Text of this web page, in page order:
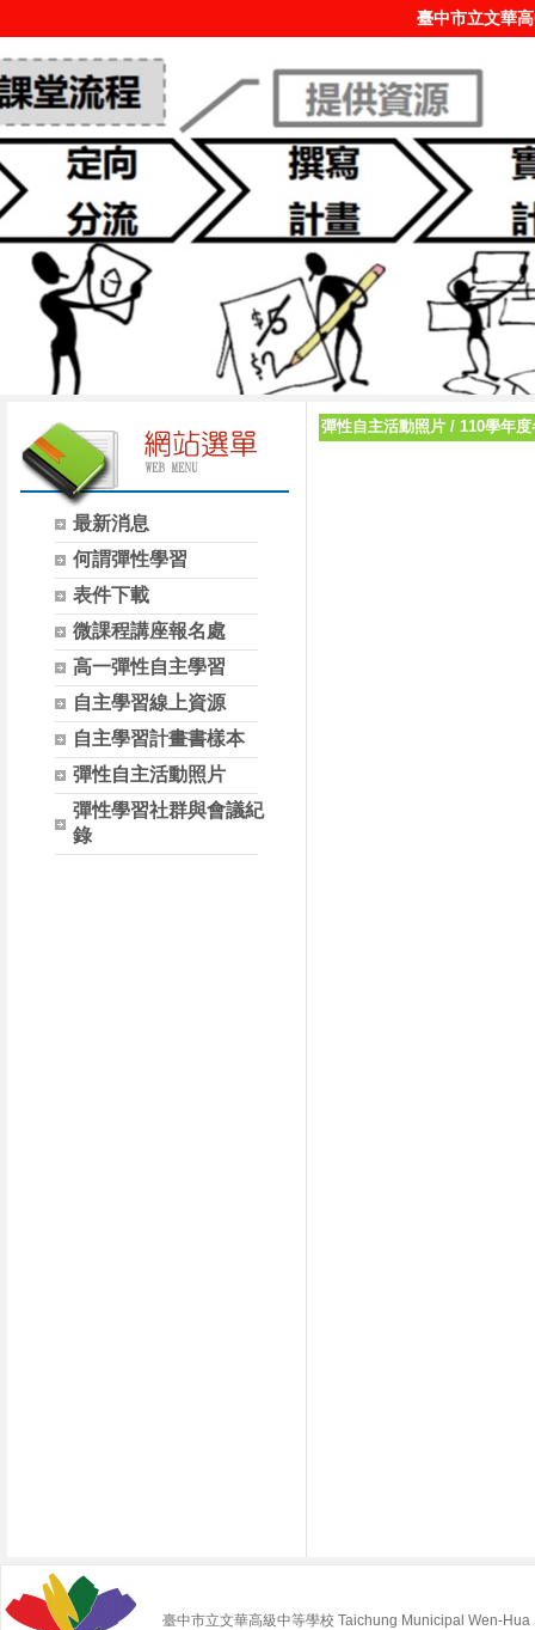
臺中市立文華
最新消息
何謂彈性學習
表件下載
微課程講座報名處
高一彈性自主學習
自主學習線上資源
自主學習計畫書樣本
彈性自主活動照片
彈性學習社群與會議紀
錄
彈性自主活動照片 / 110學年
臺中市立文華高級中等學校 Taichung Municipal Wen-